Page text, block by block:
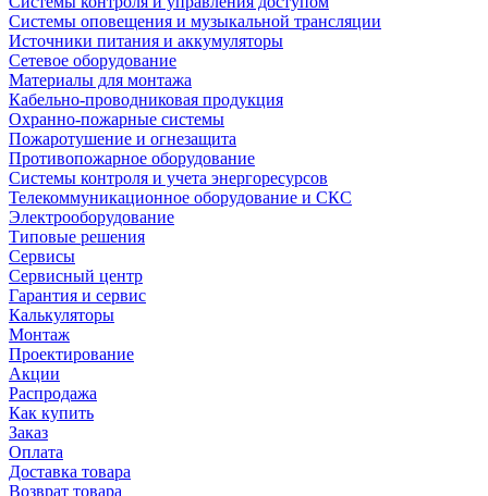
Системы оповещения и музыкальной трансляции
Источники питания и аккумуляторы
Сетевое оборудование
Материалы для монтажа
Кабельно-проводниковая продукция
Охранно-пожарные системы
Пожаротушение и огнезащита
Противопожарное оборудование
Системы контроля и учета энергоресурсов
Телекоммуникационное оборудование и СКС
Электрооборудование
Типовые решения
Сервисы
Сервисный центр
Гарантия и сервис
Калькуляторы
Монтаж
Проектирование
Акции
Распродажа
Как купить
Заказ
Оплата
Доставка товара
Возврат товара